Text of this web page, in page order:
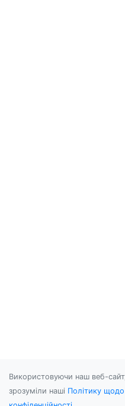
Використовуючи наш веб-
зрозуміли наші Політику